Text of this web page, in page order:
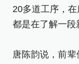
20多道工序，
都是在了解一段
唐陈韵说，前